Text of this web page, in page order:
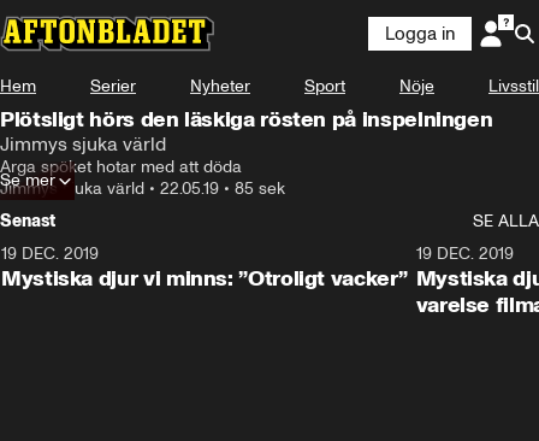
Logga in
Hem Serier Nyheter Sport Nöje Livsstil
Plötsligt hörs den läskiga rösten på inspelningen
Jimmys sjuka värld
Arga spöket hotar med att döda
Jimmys sjuka värld • 22.05.19 • 85 sek
Se mer
Senast
SE ALLA
19 DEC. 2019
Mystiska djur vi minns: ”Otroligt vacker”
19 DEC. 2019
Mystiska
varelse